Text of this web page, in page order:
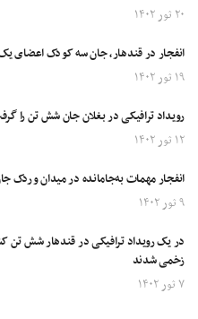
۲۰ ثور ۱۴۰۲
انفجار در قندهار، جان سه کودک اعضای
۱۹ ثور ۱۴۰۲
رویداد ترافیکی در بغلان جان شش تن را
۱۲ ثور ۱۴۰۲
انفجار مهمات به‌‌جامانده در میدان وردک
۹ ثور ۱۴۰۲
زخمی شدند
۷ ثور ۱۴۰۲